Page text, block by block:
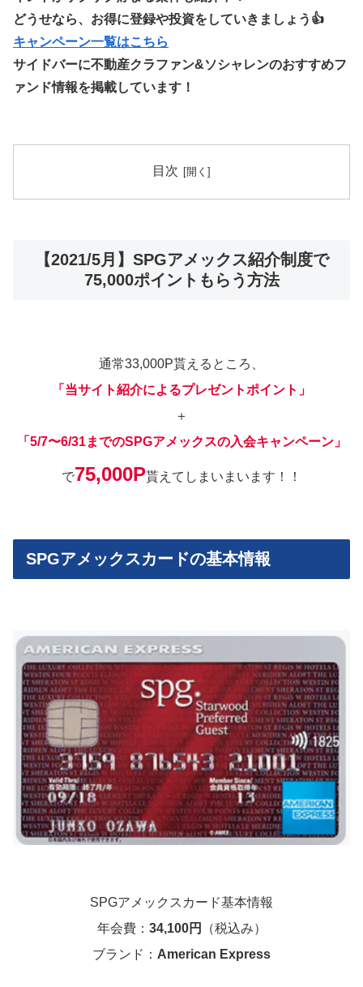
どうせなら、お得に登録や投資をしていきましょう👍
キャンペーン一覧はこちら
サイドバーに不動産クラファン&ソシャレンのおすすめフ
ァンド情報を掲載しています！
目次
【2021/5月】SPGアメックス紹介制度で
75,000ポイントもらう方法
通常33,000P貰えるところ、
「当サイト紹介によるプレゼントポイント」
＋
「5/7〜6/31までのSPGアメックスの入会キャンペーン」
で75,000P貰えてしまいまいます！！
SPGアメックスカードの基本情報
SPGアメックスカード基本情報
年会費： 34,100円
（税込み）
ブランド： American Express